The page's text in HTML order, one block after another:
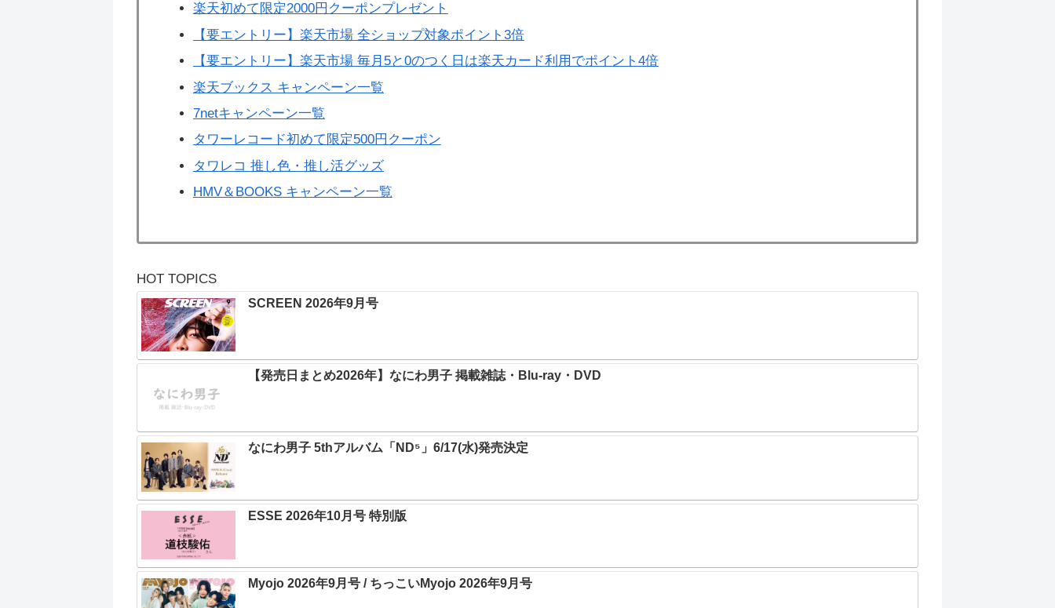
楽天初めて限定2000円クーポンプレゼント
【要エントリー】楽天市場 全ショップ対象ポイント3倍
【要エントリー】楽天市場 毎月5と0のつく日は楽天カード利用でポイント4倍
楽天ブックス キャンペーン一覧
7netキャンペーン一覧
タワーレコード初めて限定500円クーポン
タワレコ 推し色・推し活グッズ
HMV＆BOOKS キャンペーン一覧
HOT TOPICS
SCREEN 2026年9月号
【発売日まとめ2026年】なにわ男子 掲載雑誌・Blu-ray・DVD
なにわ男子 5thアルバム「ND⁵」6/17(水)発売決定
ESSE 2026年10月号 特別版
Myojo 2026年9月号 / ちっこいMyojo 2026年9月号